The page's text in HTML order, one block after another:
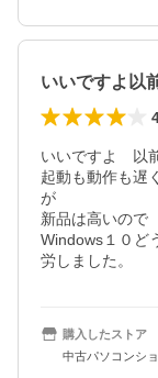
いいですよ　以
起動も動作も遅
が
新品は高いので
Windows１０ど
労しました。
購入したストア
中古パソコンシ